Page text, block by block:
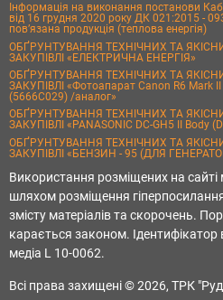
Інформація на виконання постанови
від 16 грудня 2020 року ДК 021:2015 -
пов’язана продукція (теплова енергія)
ОБҐРУНТУВАННЯ ТЕХНІЧНИХ ТА
ЗАКУПІВЛІ «ЕЛЕКТРИЧНА ЕНЕРГІЯ»
ОБҐРУНТУВАННЯ ТЕХНІЧНИХ ТА
ЗАКУПІВЛІ «Фотоапарат Canon R6 Mark
(5666C029) /аналог»
ОБҐРУНТУВАННЯ ТЕХНІЧНИХ ТА
ЗАКУПІВЛІ «PANASONIC DC-GH5 II Body
ОБҐРУНТУВАННЯ ТЕХНІЧНИХ ТА
ЗАКУПІВЛІ «БЕНЗИН - 95 (ДЛЯ
Використання розміщених на сайті
шляхом розміщення
змісту матеріалів та скорочень.
карається законом. Ідентифікатор
медіа L 10-0062.
Всі права захищені © 2026, ТРК